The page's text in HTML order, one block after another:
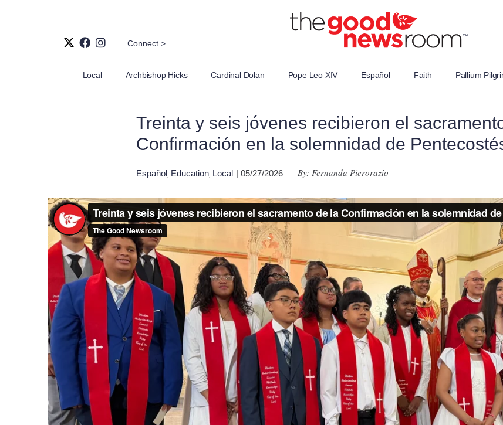
Connect >
Local Archbishop Hicks Cardinal Dolan Pope Leo XIV Español Faith Pallium
Treinta y seis jóvenes recibieron el
Confirmación en la solemnidad de
Español Education Local | 05/27/2026 By: Fernanda Pierorazio